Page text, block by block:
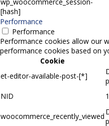
[hash]
Performance
Performance
Performance cookies allow our
performance cookies based on
Cookie
et-editor-available-post-[*]
NID
woocommerce_recently_viewed